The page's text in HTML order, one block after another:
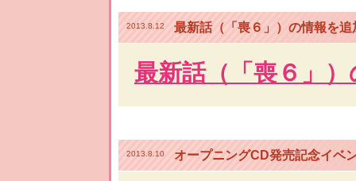
2013.8.12 最新話（「喪６」）の情報を追
最新話（「喪６」
2013.8.10 オープニングCD発売記念イベ